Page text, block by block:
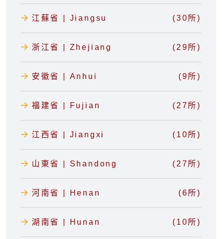
江蘇省 | Jiangsu (30所)
浙江省 | Zhejiang (29所)
安徽省 | Anhui (9所)
福建省 | Fujian (27所)
江西省 | Jiangxi (10所)
山東省 | Shandong (27所)
河南省 | Henan (6所)
湖南省 | Hunan (10所)